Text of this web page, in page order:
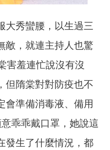
大秀蠻腰，以生過三
敵，就連主持人也驚
害羞連忙說沒有沒
但隋棠對對防疫也不
會準備消毒液、備用
乖乖戴口罩，她說這
發生了什麼情況，都